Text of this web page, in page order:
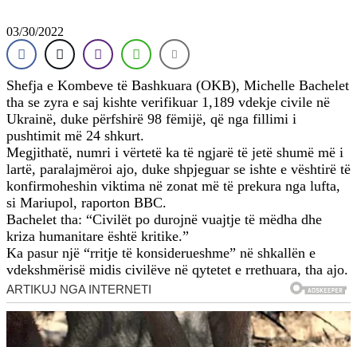
03/30/2022
Shefja e Kombeve të Bashkuara (OKB), Michelle Bachelet
tha se zyra e saj kishte verifikuar 1,189 vdekje civile në
Ukrainë, duke përfshirë 98 fëmijë, që nga fillimi i
pushtimit më 24 shkurt.
Megjithatë, numri i vërtetë ka të ngjarë të jetë shumë më i
lartë, paralajmëroi ajo, duke shpjeguar se ishte e vështirë të
konfirmoheshin viktima në zonat më të prekura nga lufta,
si Mariupol, raporton BBC.
Bachelet tha: “Civilët po durojnë vuajtje të mëdha dhe
kriza humanitare është kritike.”
Ka pasur një “rritje të konsiderueshme” në shkallën e
vdekshmërisë midis civilëve në qytetet e rrethuara, tha ajo.